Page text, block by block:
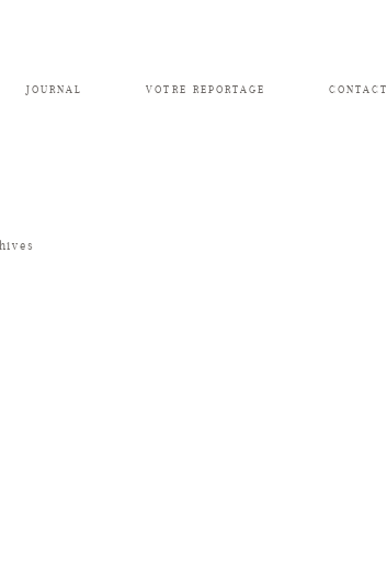
JOURNAL VOTRE REPORTAGE CONTACT